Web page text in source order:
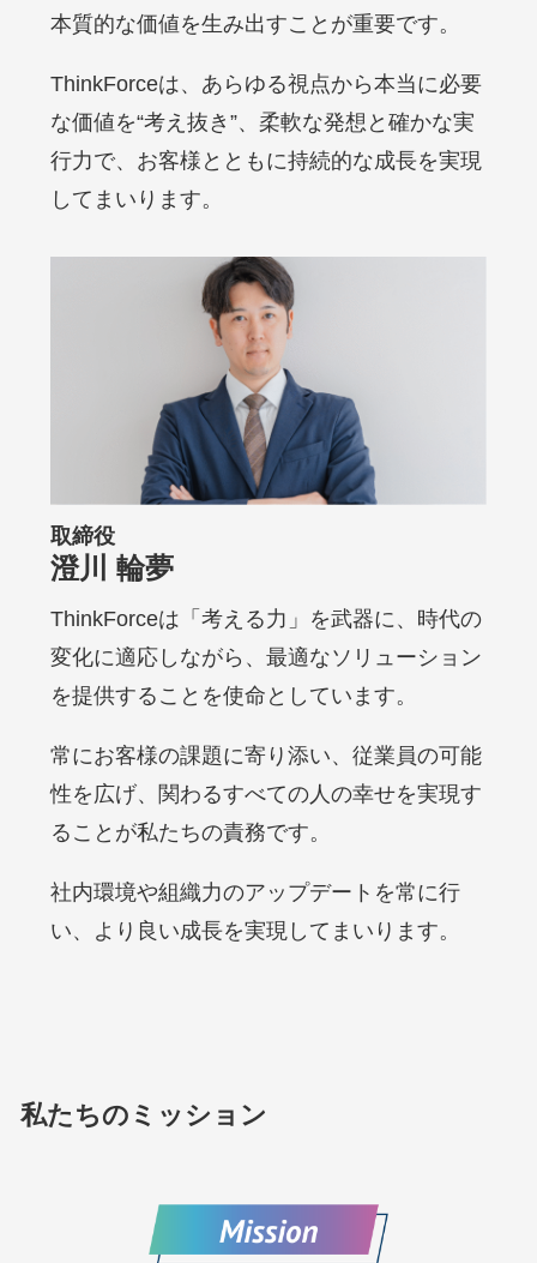
本質的な価値を生み出すことが重要です。
ThinkForceは、あらゆる視点から本当に必要
な価値を“考え抜き”、柔軟な発想と確かな実
行力で、お客様とともに持続的な成長を実現
してまいります。
取締役
澄川 輪夢
ThinkForceは「考える力」を武器に、時代の
変化に適応しながら、最適なソリューション
を提供することを使命としています。
常にお客様の課題に寄り添い、従業員の可能
性を広げ、関わるすべての人の幸せを実現す
ることが私たちの責務です。
社内環境や組織力のアップデートを常に行
い、より良い成長を実現してまいります。
私たちのミッション